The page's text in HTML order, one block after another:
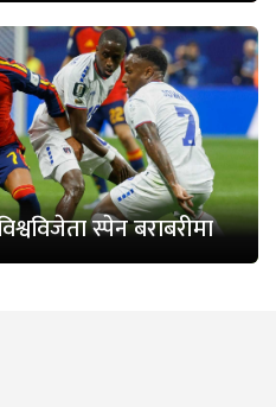
स्पेन बराबरीमा